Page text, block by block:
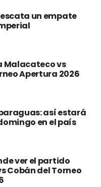
un empate
Malacateco vs
Apertura 2026
así estará
en el país
ver el partido
Cobán del Torneo